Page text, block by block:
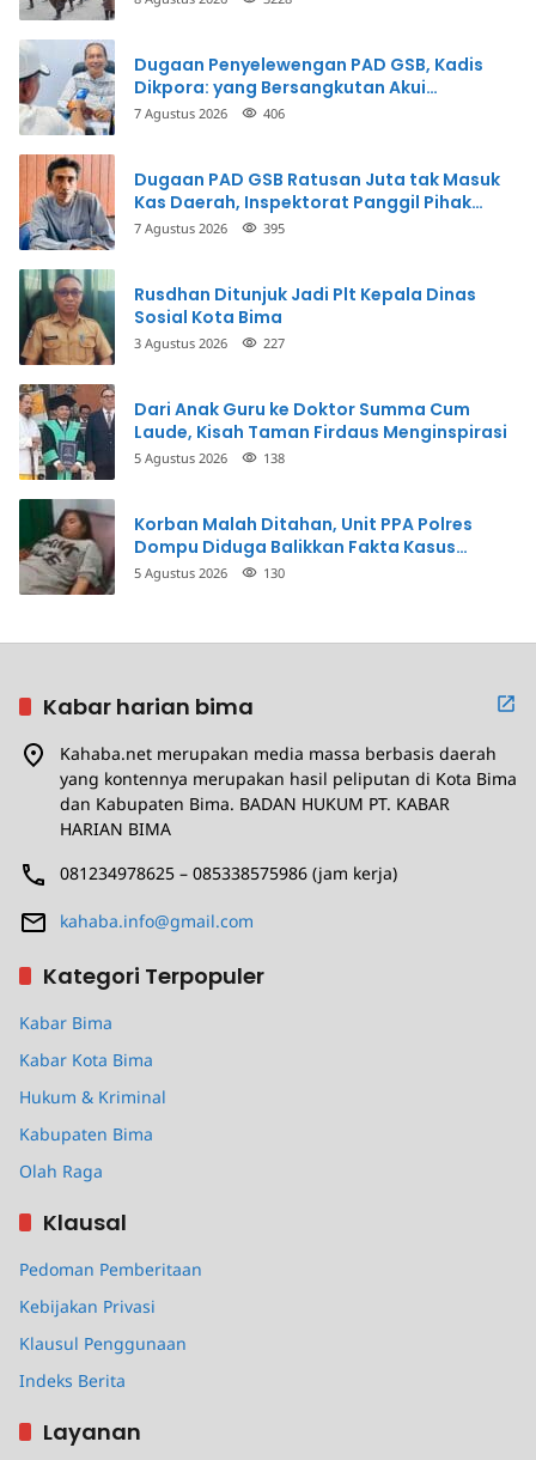
Dugaan Penyelewengan PAD GSB, Kadis
Dikpora: yang Bersangkutan Akui
Perbuatannya dan Siap Mengembalikan
7 Agustus 2026 406
Dugaan PAD GSB Ratusan Juta tak Masuk
Kas Daerah, Inspektorat Panggil Pihak
Terkait
7 Agustus 2026 395
Rusdhan Ditunjuk Jadi Plt Kepala Dinas
Sosial Kota Bima
3 Agustus 2026 227
Dari Anak Guru ke Doktor Summa Cum
Laude, Kisah Taman Firdaus Menginspirasi
5 Agustus 2026 138
Korban Malah Ditahan, Unit PPA Polres
Dompu Diduga Balikkan Fakta Kasus
Penganiayaan
5 Agustus 2026 130
Kabar harian bima
Kahaba.net merupakan media massa berbasis daerah
yang kontennya merupakan hasil peliputan di Kota Bima
dan Kabupaten Bima. BADAN HUKUM PT. KABAR
HARIAN BIMA
081234978625 – 085338575986 (jam kerja)
kahaba.info@gmail.com
Kategori Terpopuler
Kabar Bima
Kabar Kota Bima
Hukum & Kriminal
Kabupaten Bima
Olah Raga
Klausal
Pedoman Pemberitaan
Kebijakan Privasi
Klausul Penggunaan
Indeks Berita
Layanan